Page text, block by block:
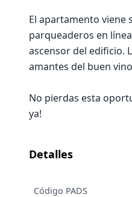
El apartamento viene
parqueaderos en
ascensor del edificio.
amantes del buen
No pierdas esta
ya!
Detalles
Código PADS